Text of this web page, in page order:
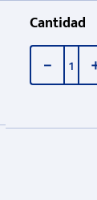
Reebok
Cantidad
－